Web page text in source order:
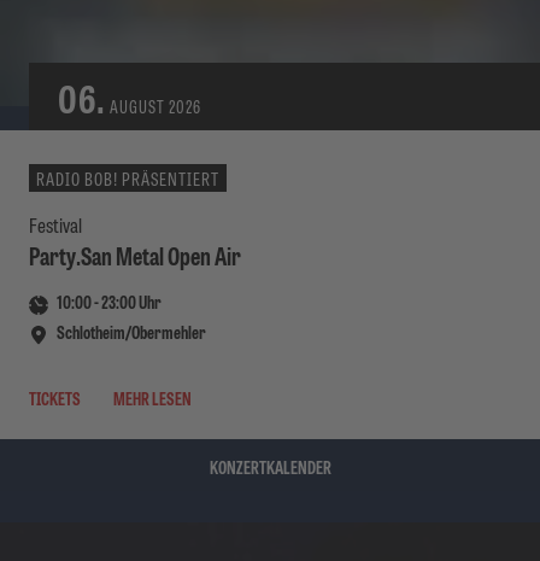
06. AUGUST 2026
RADIO BOB! PRÄSENTIERT
Festival
Party.San Metal Open Air
10:00-23:00Uhr
Schlotheim/Obermehler
TICKETS MEHR LESEN
KONZERTKALENDER